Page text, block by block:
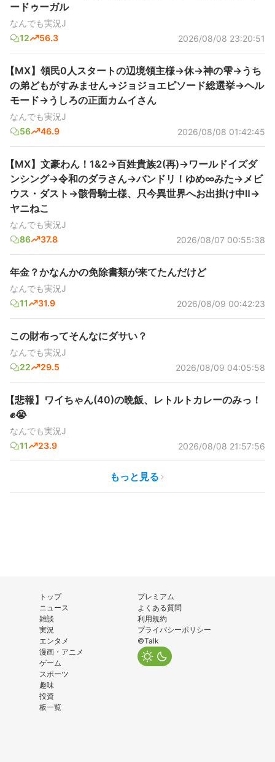
ードゥーガル
なんでも実況J
12
56.3 2026/08/08 23:20:51
【MX】領民0人スタートの辺境領主様→休→神の雫→うち
の弟どもがすみません→ジョジョエピソード総選挙→ヘル
モード→うしろの正面カムイさん
なんでも実況J
56
46.9 2026/08/08 01:42:45
【MX】文豪わん！1&2→百姓貴族2(再)→ワールドイズダ
ンシング→令和のダラさん→バンドリ！ゆめ∞みた→メビ
ウス・ダスト→骸骨騎士様、只今異世界へお出掛け中Ⅱ→
ヤニねこ
なんでも実況J
86
37.8 2026/08/07 00:55:38
年金？かなんかの免除書類が来てたんだけど
なんでも実況J
11
31.9 2026/08/09 00:42:23
この財布ってそんなにダサい？
なんでも実況J
22
29.5 2026/08/09 04:05:58
【悲報】ワイちゃん(40)の晩飯、レトルトカレーのみっ！
✊😭
なんでも実況J
11
23.9 2026/08/08 21:57:56
もっと見る
トップ
ニュース
雑談
実況
エンタメ
漫画・アニメ
ゲーム
スポーツ
趣味
投資
板一覧
プレミアム
よくある質問
利用規約
プライバシーポリシー
©Talk